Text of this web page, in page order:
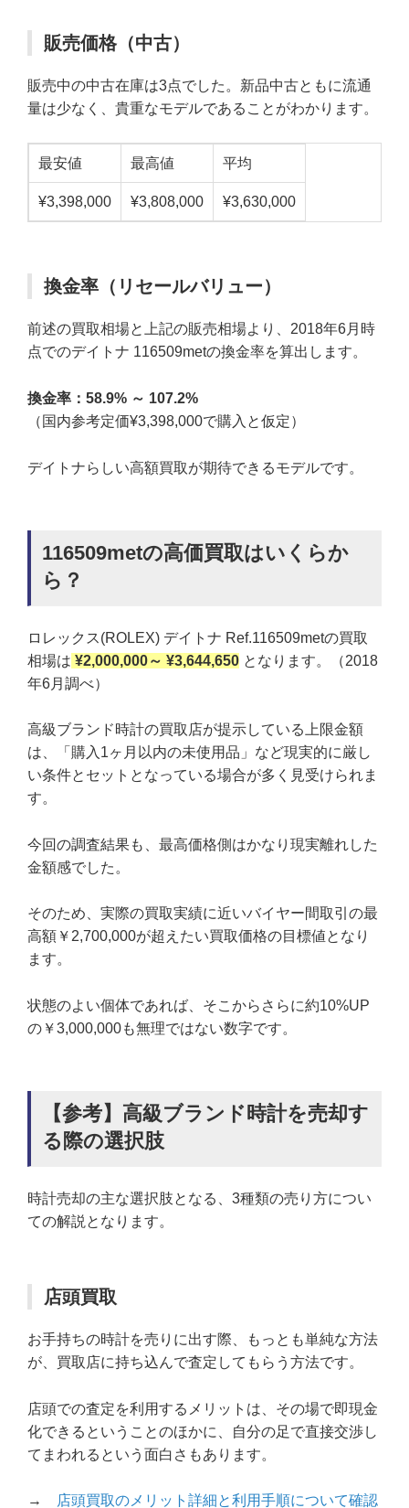
販売価格（中古）
販売中の中古在庫は3点でした。新品中古ともに流通
量は少なく、貴重なモデルであることがわかります。
最安値 最高値 平均
¥3,398,000 ¥3,808,000 ¥3,630,000
換金率（リセールバリュー）
前述の買取相場と上記の販売相場より、2018年6月時
点でのデイトナ 116509metの換金率を算出します。
換金率： 58.9% ～ 107.2%
（国内参考定価¥3,398,000で購入と仮定）
デイトナらしい高額買取が期待できるモデルです。
116509metの高価買取はいくらか
ら？
ロレックス(ROLEX) デイトナ Ref.116509metの買取
相場は ¥2,000,000～ ¥3,644,650 となります。（2018
年6月調べ）
高級ブランド時計の買取店が提示している上限金額
は、「購入1ヶ月以内の未使用品」など現実的に厳し
い条件とセットとなっている場合が多く見受けられま
す。
今回の調査結果も、最高価格側はかなり現実離れした
金額感でした。
そのため、実際の買取実績に近いバイヤー間取引の最
高額￥2,700,000が超えたい買取価格の目標値となり
ます。
状態のよい個体であれば、そこからさらに約10%UP
の￥3,000,000も無理ではない数字です。
【参考】高級ブランド時計を売却す
る際の選択肢
時計売却の主な選択肢となる、3種類の売り方につい
ての解説となります。
店頭買取
お手持ちの時計を売りに出す際、もっとも単純な方法
が、買取店に持ち込んで査定してもらう方法です。
店頭での査定を利用するメリットは、その場で即現金
化できるということのほかに、自分の足で直接交渉し
てまわれるという面白さもあります。
→
店頭買取のメリット詳細と利用手順について確認